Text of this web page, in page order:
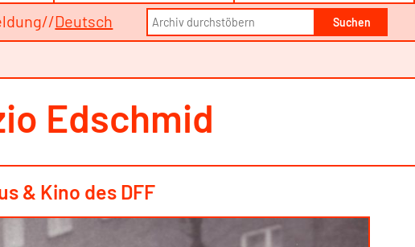
//Deutsch
Search
for:
Suchen
Edschmid
& Kino des DFF